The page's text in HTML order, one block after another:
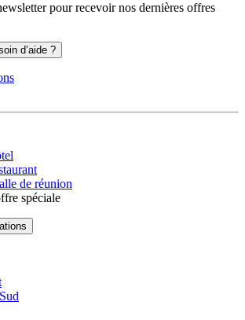
pour recevoir nos dernières offres
d’aide ?
de réunion
spéciale